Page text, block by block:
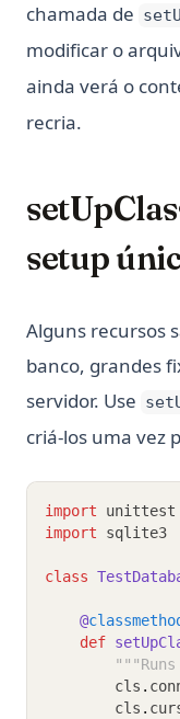
chamada de
modificar o
ainda verá o
recria.
setup
Alguns recursos
banco, grandes
servidor. Use
criá-los uma vez
import unittest
import sqlite3
class
@
def
        cls
.
        cls
.